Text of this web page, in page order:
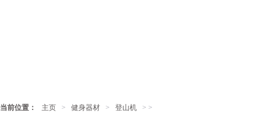
当前位置： 主页 > 健身器材 > 登山机 > >